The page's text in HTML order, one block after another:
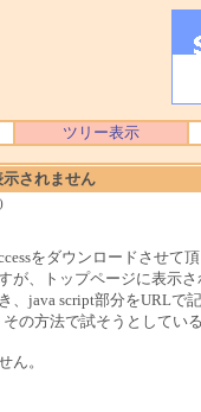
ツリー表示
示されません
をダウンロードさせて
が、トップページに表示
、java script部分をURLで
の方法で試そうとしてい
ん。